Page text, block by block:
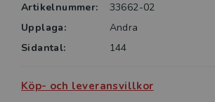
Högskolan i Skövde
Artikelnummer:
33662-02
Upplaga:
Andra
Sidantal:
144
Köp- och leveransvillkor